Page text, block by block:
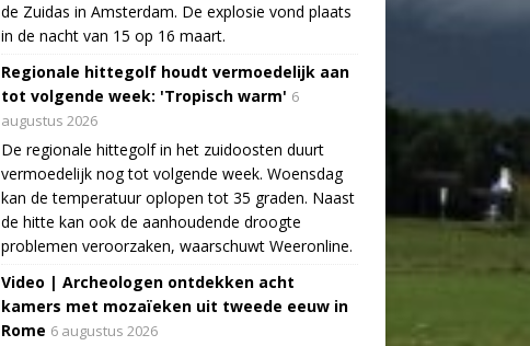
de Zuidas in Amsterdam. De explosie vond plaats
in de nacht van 15 op 16 maart.
Regionale hittegolf houdt vermoedelijk aan
tot volgende week: 'Tropisch warm' 6
augustus 2026
De regionale hittegolf in het zuidoosten duurt
vermoedelijk nog tot volgende week. Woensdag
kan de temperatuur oplopen tot 35 graden. Naast
de hitte kan ook de aanhoudende droogte
problemen veroorzaken, waarschuwt Weeronline.
Video | Archeologen ontdekken acht
kamers met mozaïeken uit tweede eeuw in
Rome 6 augustus 2026